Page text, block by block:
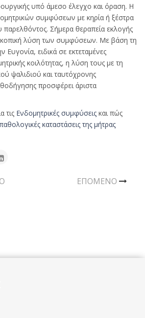
υπό άμεσο έλεγχο και όραση. Η
συμφύσεων με κηρία ή ξέστρα
παρελθόντος. Σήμερα θεραπεία εκλογής
λύση των συμφύσεων. Με βάση τη
Ευγονία, ειδικά σε εκτεταμένες
κοιλότητας, η λύση τους με τη
ψαλιδιού και ταυτόχρονης
προσφέρει άριστα
τις Ενδομητρικές συμφύσεις και πώς
καταστάσεις της μήτρας
ΕΠΌΜΕΝΟ